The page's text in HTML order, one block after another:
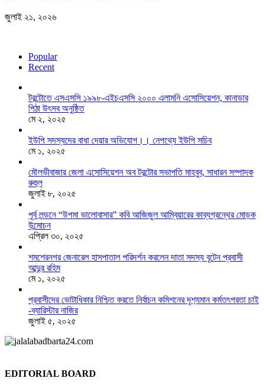
জুলাই ২১, ২০২৬
Popular
Recent
টরন্টোতে এসএসসি ১৯৯৮-এইচএসসি ২০০০ এলামনি এসোসিয়েশন, কানাডার
পিঠা উৎসব অনুষ্ঠিত
মে ২, ২০২৫
ইউপি সদস্যদের বাধা দেয়ার অভিযোগ।। নেপথ্যে ইউপি সচিব
মে ১, ২০২৫
মৌলভীবাজার জেলা এসোসিয়েশন অব টরন্টোর সভাপতি মাহবুব, সাধারন সম্পাদক
রুহুল
জুলাই ৮, ২০২৫
পূর্ব লন্ডনে “উপমা ভালোবাসার” কবি আজিজুল আম্বিয়ারের কাব্যগ্রন্থের মোড়ক
উন্মোচন
এপ্রিল ৩০, ২০২৫
শমশেরনগর জেনারেল হাসপাতাল পরিদর্শন করলেন দাতা সদস্য বৃটেন প্রবাসী
আব্দুর রহিম
মে ১, ২০২৫
প্রবাসীদের ভোটাধিকার নিশ্চিত করতে নির্বাচন কমিশনের দৃশ‍্যমান কর্মতৎপরতা চাই
-ব্যারিস্টার নাজির
জুলাই ৫, ২০২৫
EDITORIAL BOARD